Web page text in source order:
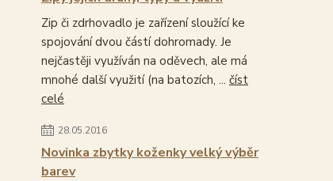
Zip či zdrhovadlo je zařízení sloužící ke
spojování dvou částí dohromady. Je
nejčastěji využíván na oděvech, ale má
mnohé další využití (na batozích, ... číst
celé
28.05.2016
Novinka zbytky koženky velký výběr
barev